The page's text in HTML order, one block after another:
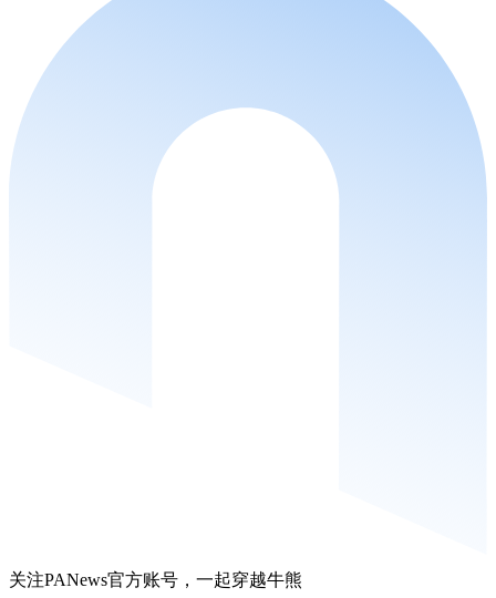
关注PANews官方账号，一起穿越牛熊